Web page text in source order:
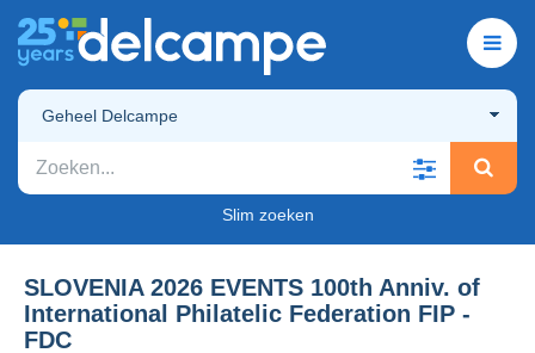
Geheel Delcampe
Slim zoeken
SLOVENIA 2026 EVENTS 100th Anniv. of
International Philatelic Federation FIP -
FDC